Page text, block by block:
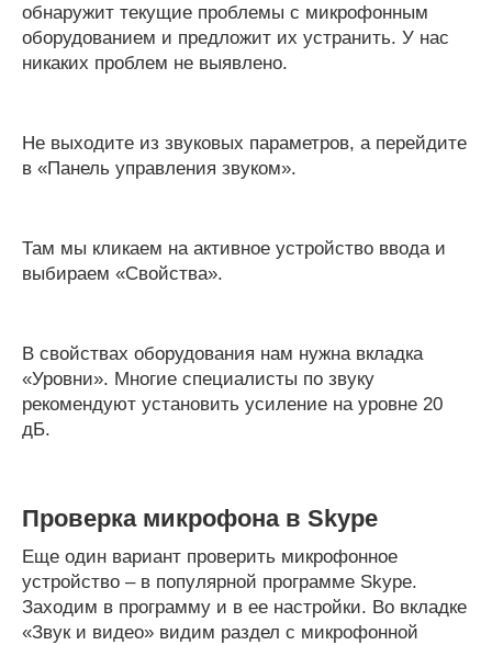
обнаружит текущие проблемы с микрофонным
оборудованием и предложит их устранить. У нас
никаких проблем не выявлено.
Не выходите из звуковых параметров, а перейдите
в «Панель управления звуком».
Там мы кликаем на активное устройство ввода и
выбираем «Свойства».
В свойствах оборудования нам нужна вкладка
«Уровни». Многие специалисты по звуку
рекомендуют установить усиление на уровне 20
дБ.
Проверка микрофона в Skype
Еще один вариант проверить микрофонное
устройство – в популярной программе Skype.
Заходим в программу и в ее настройки. Во вкладке
«Звук и видео» видим раздел с микрофонной